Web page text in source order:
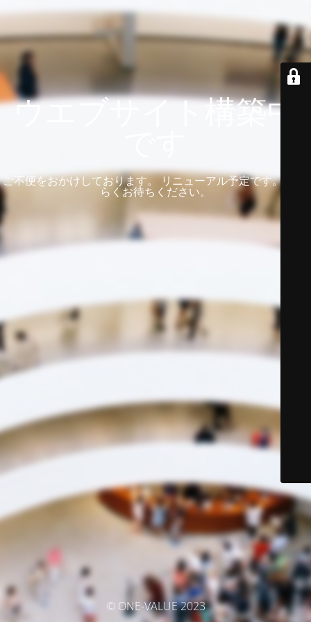
ウエブサイト構築中
ご不便をおかけしております。 リニューアル予定です。 しば
らくお待ちください。
© ONE-VALUE 2023